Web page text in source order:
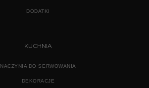
DODATKI
KUCHNIA
NACZYNIA DO SERWOWANIA
DEKORACJE